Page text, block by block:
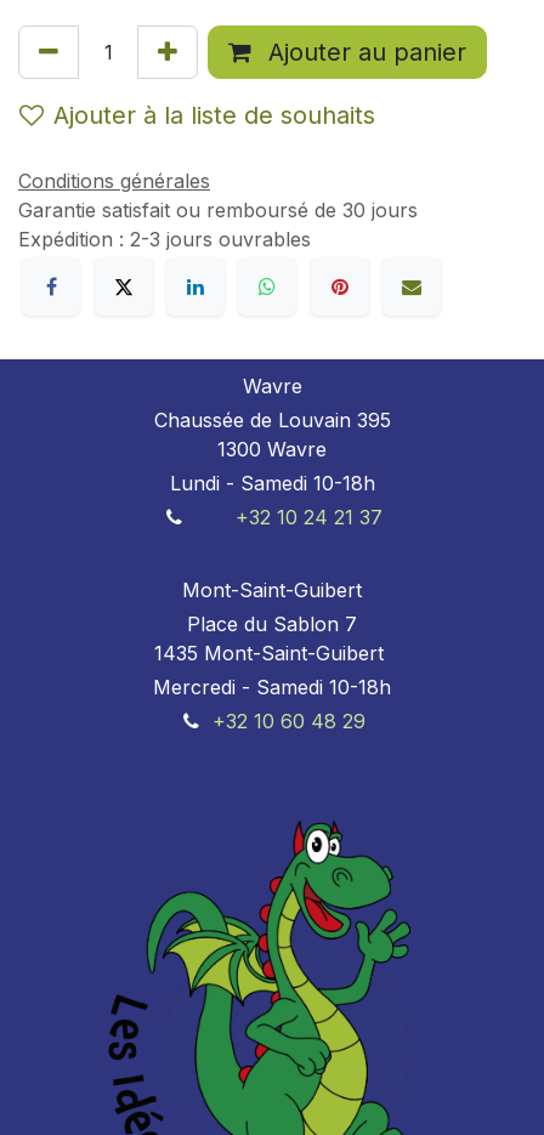
Ajouter au panier
Ajouter à la liste de souhaits
Conditions générales
Garantie satisfait ou remboursé de 30 jours
Expédition : 2-3 jours ouvrables
Wavre
Chaussée de Louvain 395
1300 Wavre
Lundi - Samedi 10-18h
+32 10 24 21 37
Mont-Saint-Guibert
Place du Sablon 7
1435 Mont-Saint-Guibert
Mercredi - Samedi 10-18h
+32 10 60 48 29